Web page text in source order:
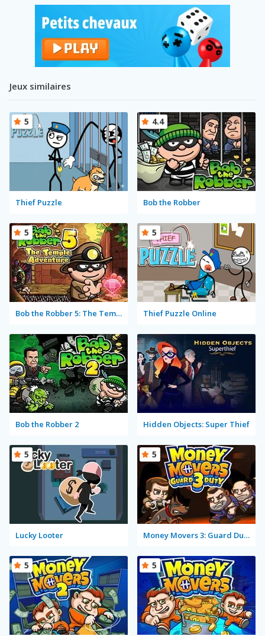
Jeux similaires
Thief Puzzle
5
Bob the Robber
4.4
Bob the Robber 5: The Temple Adventure
5
Thief Puzzle Online
5
Bob the Robber 2 Hidden Objects: Super Thief
Lucky Looter
5
Money Movers 3: Guard Duty
5
5 5